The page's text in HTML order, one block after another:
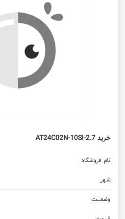
خرید AT24C02N-10SI-2.7
نام فروشگاه
شهر
وضعیت